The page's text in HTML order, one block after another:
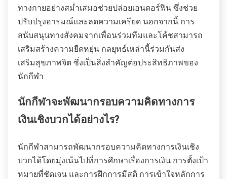
ทางกายอย่างสม่ำเสมอช่วยปล่อยเอนดอร์ฟิน ซึ่งช่วย
ปรับปรุงอารมณ์และลดความเครียด นอกจากนี้ การ
สนับสนุนทางสังคมจากเพื่อนร่วมทีมและโค้ชสามารถ
เสริมสร้างความยืดหยุ่น กลยุทธ์เหล่านี้ร่วมกันส่ง
เสริมสุขภาพจิต ซึ่งเป็นสิ่งสำคัญต่อประสิทธิภาพของ
นักกีฬา
นักกีฬาจะพัฒนากรอบความคิดทางการ
เงินเชิงบวกได้อย่างไร?
นักกีฬาสามารถพัฒนากรอบความคิดทางการเงินเชิง
บวกได้โดยมุ่งเน้นไปที่การศึกษาเรื่องการเงิน การตั้งเป้า
หมายที่ชัดเจน และการฝึกการมีสติ การเข้าใจหลักการ